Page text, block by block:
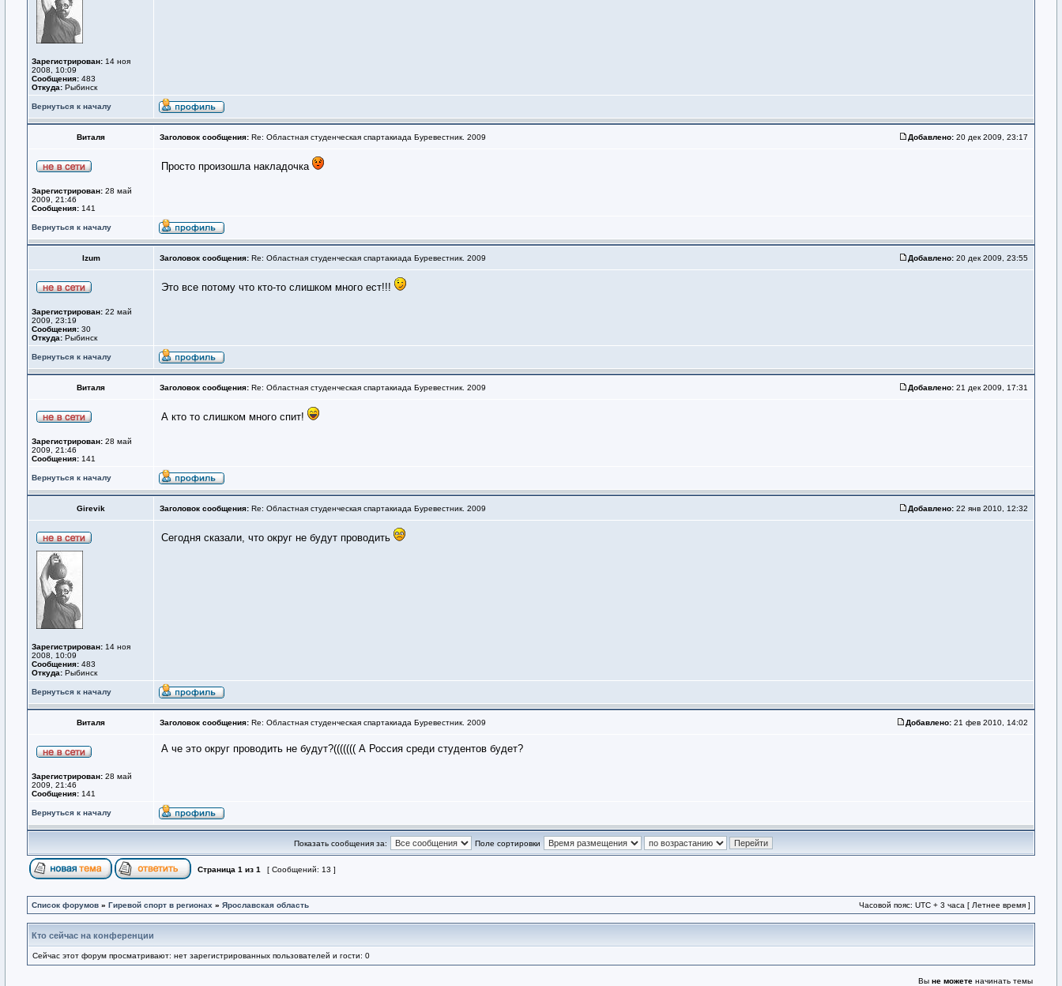
Зарегистрирован: 14 ноя
2008, 10:09
Сообщения: 483
Откуда: Рыбинск
Вернуться к началу
Виталя Заголовок сообщения: Re: Областная студенческая спартакиада Буревестник. 2009 Добавлено: 20 дек 2009, 23:17
Зарегистрирован: 28 май
2009, 21:46
Сообщения: 141
Просто произошла накладочка
Вернуться к началу
Izum Заголовок сообщения: Re: Областная студенческая спартакиада Буревестник. 2009 Добавлено: 20 дек 2009, 23:55
Зарегистрирован: 22 май
2009, 23:19
Сообщения: 30
Откуда: Рыбинск
Это все потому что кто-то слишком много ест!!!
Вернуться к началу
Виталя Заголовок сообщения: Re: Областная студенческая спартакиада Буревестник. 2009 Добавлено: 21 дек 2009, 17:31
Зарегистрирован: 28 май
2009, 21:46
Сообщения: 141
А кто то слишком много спит!
Вернуться к началу
Girevik Заголовок сообщения: Re: Областная студенческая спартакиада Буревестник. 2009 Добавлено: 22 янв 2010, 12:32
Зарегистрирован: 14 ноя
2008, 10:09
Сообщения: 483
Откуда: Рыбинск
Сегодня сказали, что округ не будут проводить
Вернуться к началу
Виталя Заголовок сообщения: Re: Областная студенческая спартакиада Буревестник. 2009 Добавлено: 21 фев 2010, 14:02
Зарегистрирован: 28 май
2009, 21:46
Сообщения: 141
А че это округ проводить не будут?((((((( А Россия среди студентов будет?
Вернуться к началу
Показать сообщения за: Поле сортировки
Страница 1 из 1 [ Сообщений: 13 ]
Список форумов » Гиревой спорт в регионах » Ярославская область Часовой пояс: UTC + 3 часа [ Летнее время ]
Кто сейчас на конференции
Сейчас этот форум просматривают: нет зарегистрированных пользователей и гости: 0
Вы не можете начинать темы